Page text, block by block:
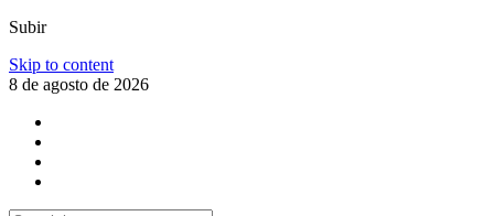
Subir
Skip to content
8 de agosto de 2026